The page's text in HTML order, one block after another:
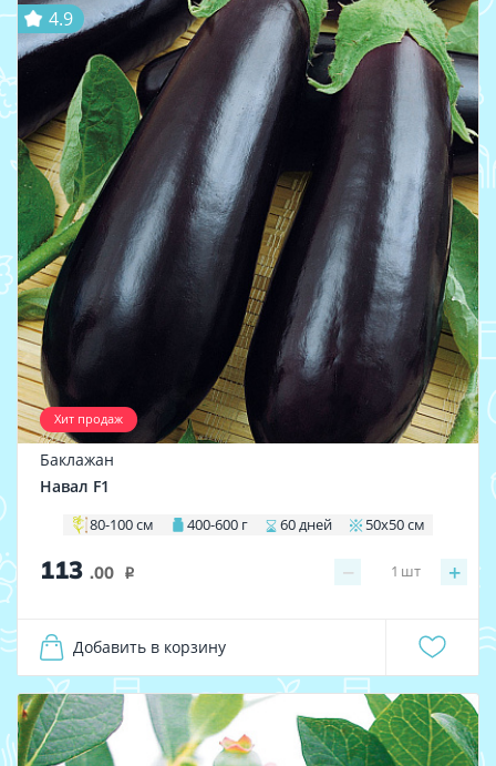
Хит продаж
4.9
Баклажан
Навал F1
80-100 см 400-600 г 60 дней 50х50 см
113 .00 i − +
1 шт
Добавить в корзину